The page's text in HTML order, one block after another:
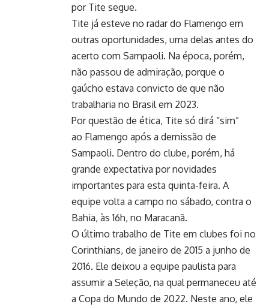
por Tite segue.
Tite já esteve no radar do Flamengo em
outras oportunidades, uma delas antes do
acerto com Sampaoli. Na época, porém,
não passou de admiração, porque o
gaúcho estava convicto de que não
trabalharia no Brasil em 2023.
Por questão de ética, Tite só dirá “sim”
ao Flamengo após a demissão de
Sampaoli. Dentro do clube, porém, há
grande expectativa por novidades
importantes para esta quinta-feira. A
equipe volta a campo no sábado, contra o
Bahia, às 16h, no Maracanã.
O último trabalho de Tite em clubes foi no
Corinthians, de janeiro de 2015 a junho de
2016. Ele deixou a equipe paulista para
assumir a Seleção, na qual permaneceu até
a Copa do Mundo de 2022. Neste ano, ele